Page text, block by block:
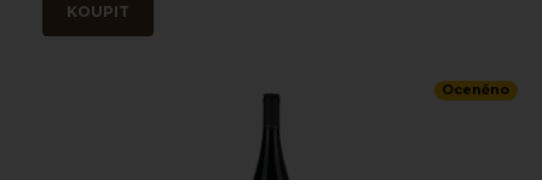
KOUPIT
Oceněno